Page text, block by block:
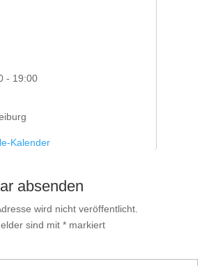
- 19:00
Kalender
absenden
wird nicht veröffentlicht.
sind mit *markiert